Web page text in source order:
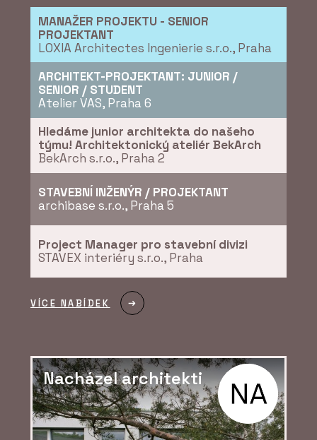
PRODUKTY
Konstrukční
sádrokartonová deska
RigiStabil - Rigips
ČLÁNKY
Pražský Fragment získal
druhé místo v kategorii
inovace v mezinárodní
MANAŽER PROJEKTU - SENIOR
PROJEKTANT
LOXIA Architectes Ingenierie s.r.o., Praha
ARCHITEKT-PROJEKTANT: JUNIOR /
SENIOR / STUDENT
Atelier VAS, Praha 6
Hledáme junior architekta do našeho
týmu! Architektonický ateliér BekArch
BekArch s.r.o., Praha 2
STAVEBNÍ INŽENÝR / PROJEKTANT
archibase s.r.o., Praha 5
Project Manager pro stavební divizi
STAVEX interiéry s.r.o., Praha
VÍCE NABÍDEK
Nacházel architekti